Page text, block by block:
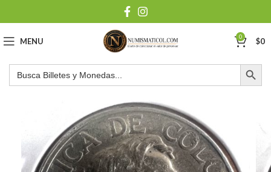
MENU 0 $0
Buscar: Botón de